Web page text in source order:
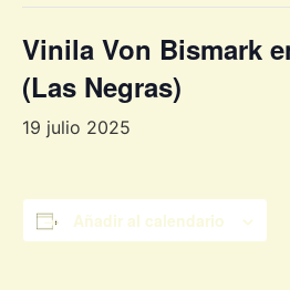
Vinila Von Bismark
(Las Negras)
19 julio 2025
Añadir al calendario